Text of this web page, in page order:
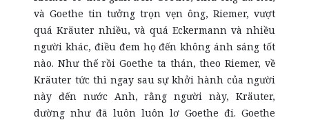
và Goethe tin tưởng trọn vẹn ông, Riemer, vượt
quá Kräuter nhiều, và quá Eckermann và nhiều
người khác, điều đem họ đến không ánh sáng tốt
nào. Như thế rồi Goethe ta thán, theo Riemer, về
Kräuter tức thì ngay sau sự khởi hành của người
này đến nước Anh, rằng người này, Kräuter,
dường như đã luôn luôn lơ Goethe đi. Goethe